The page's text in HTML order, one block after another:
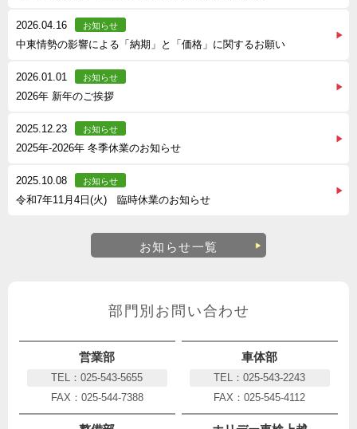
2026.04.16 お知らせ
中東情勢の影響による「納期」と「価格」に関するお願い
2026.01.01 お知らせ
2026年 新年のご挨拶
2025.12.23 お知らせ
2025年-2026年 冬季休業のお知らせ
2025.10.08 お知らせ
令和7年11月4日(火) 臨時休業のお知らせ
お知らせ一覧
部門別お問い合わせ
営業部
TEL：025-543-5655
FAX：025-544-7388
車体部
TEL：025-543-2243
FAX：025-545-4112